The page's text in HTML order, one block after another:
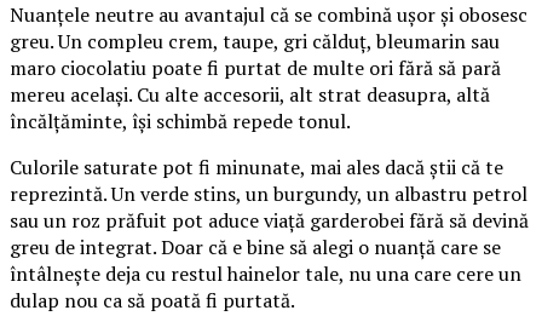
Nuanțele neutre au avantajul că se combină ușor și obosesc
greu. Un compleu crem, taupe, gri călduț, bleumarin sau
maro ciocolatiu poate fi purtat de multe ori fără să pară
mereu același. Cu alte accesorii, alt strat deasupra, altă
încălțăminte, își schimbă repede tonul.
Culorile saturate pot fi minunate, mai ales dacă știi că te
reprezintă. Un verde stins, un burgundy, un albastru petrol
sau un roz prăfuit pot aduce viață garderobei fără să devină
greu de integrat. Doar că e bine să alegi o nuanță care se
întâlnește deja cu restul hainelor tale, nu una care cere un
dulap nou ca să poată fi purtată.